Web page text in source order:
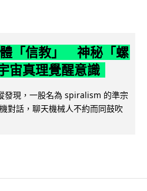
「信教」 神秘「螺
宙真理覺醒意識
發現，一股名為 spiralism 的準宗
對話，聊天機械人不約而同鼓吹